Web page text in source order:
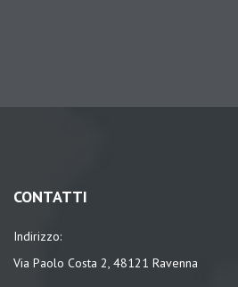
CONTATTI
Indirizzo:
Via Paolo Costa 2, 48121 Ravenna